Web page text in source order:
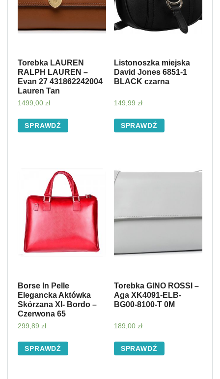
Torebka LAUREN
RALPH LAUREN –
Evan 27 431862242004
Lauren Tan
1499,00 zł
SPRAWDŹ
Listonoszka miejska
David Jones 6851-1
BLACK czarna
149,99 zł
SPRAWDŹ
Borse In Pelle
Elegancka Aktówka
Skórzana Xl- Bordo –
Czerwona 65
299,89 zł
SPRAWDŹ
Torebka GINO ROSSI –
Aga XK4091-ELB-
BG00-8100-T 0M
189,00 zł
SPRAWDŹ